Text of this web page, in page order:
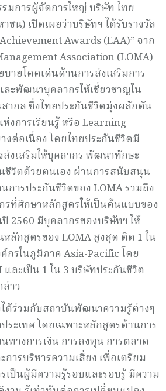
มการผู้จัดการใหญ่ บริษัท ไทย
ชน) เปิดเผยว่าบริษัทฯ ได้รับรางวัล
Awards (EAA)” จาก
Association (LOMA)
ายโดดเด่นด้านการส่งเสริมการ
ะพัฒนาบุคลากรให้เชี่ยวชาญใน
ากล ซึ่งไทยประกันชีวิตมุ่งผลักดัน
งการเรียนรู้ หรือ Learning
ต่อเนื่อง โดยไทยประกันชีวิตมี
งเสริมให้บุคลากร พัฒนาทักษะ
ชีวิตด้วยตนเอง ผ่านการสนับสนุน
การประกันชีวิตของ LOMA รวมถึง
รที่ศึกษาหลักสูตรให้เป็นต้นแบบของ
ปี 2560 มีบุคลากรของบริษัทฯ ให้
ลักสูตรของ LOMA สูงสุด ติด 1 ใน
กรในภูมิภาค Asia-Pacific โดย
ละเป็น 1 ใน 3 บริษัทประกันชีวิต
าว
ด้ร่วมกับสถาบันพัฒนาความรู้ต่างๆ
ระเทศ โดยเฉพาะหลักสูตรด้านการ
ทางการเงิน การลงทุน การตลาด
ารบริหารความเสี่ยง เพื่อเตรียม
เป็นผู้มีความรู้รอบและรอบรู้ มีความ